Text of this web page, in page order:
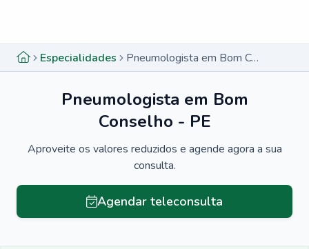
Especialidades Pneumologista em Bom Conselho - PE
Pneumologista em Bom
Conselho - PE
Aproveite os valores reduzidos e agende agora a sua
consulta.
Agendar teleconsulta